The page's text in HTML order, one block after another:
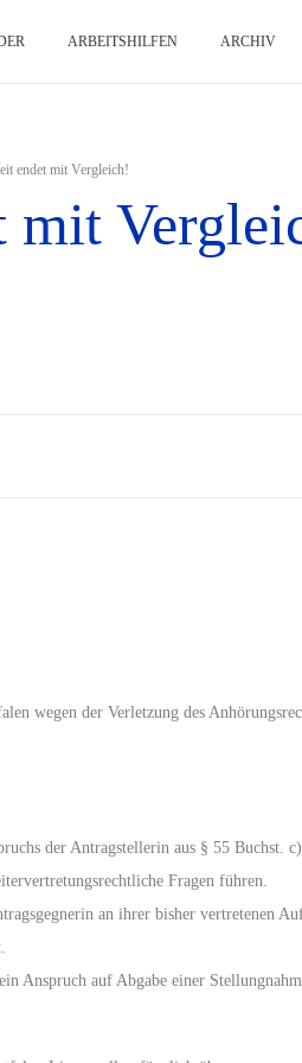
ARBEITSHILFEN ARCHIV
endet mit Vergleich!
mit
wegen der Verletzung des
der Antragstellerin aus § 55 Buchst.
Fragen führen.
an ihrer bisher vertretenen
Anspruch auf Abgabe einer